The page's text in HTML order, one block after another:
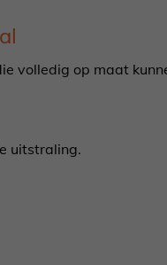
volledig op maat
uitstraling.